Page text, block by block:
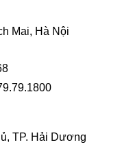
Mai, Hà Nội
TP. Hải Dương